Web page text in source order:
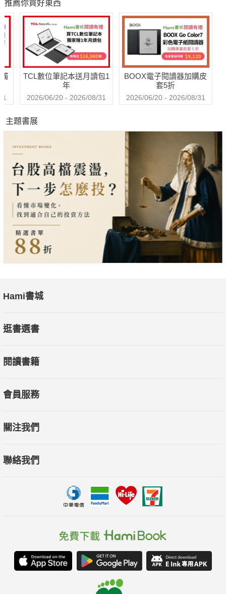
推薦你買好東西
TCL數位筆記本送月讀包1
年
2026/06/20 - 2026/08/31
BOOX電子閱讀器加購皮
套5折
2026/06/20 - 2026/08/31
主題書展
Hami書城
逛書選書
閱讀書籍
會員服務
關注我們
聯絡我們